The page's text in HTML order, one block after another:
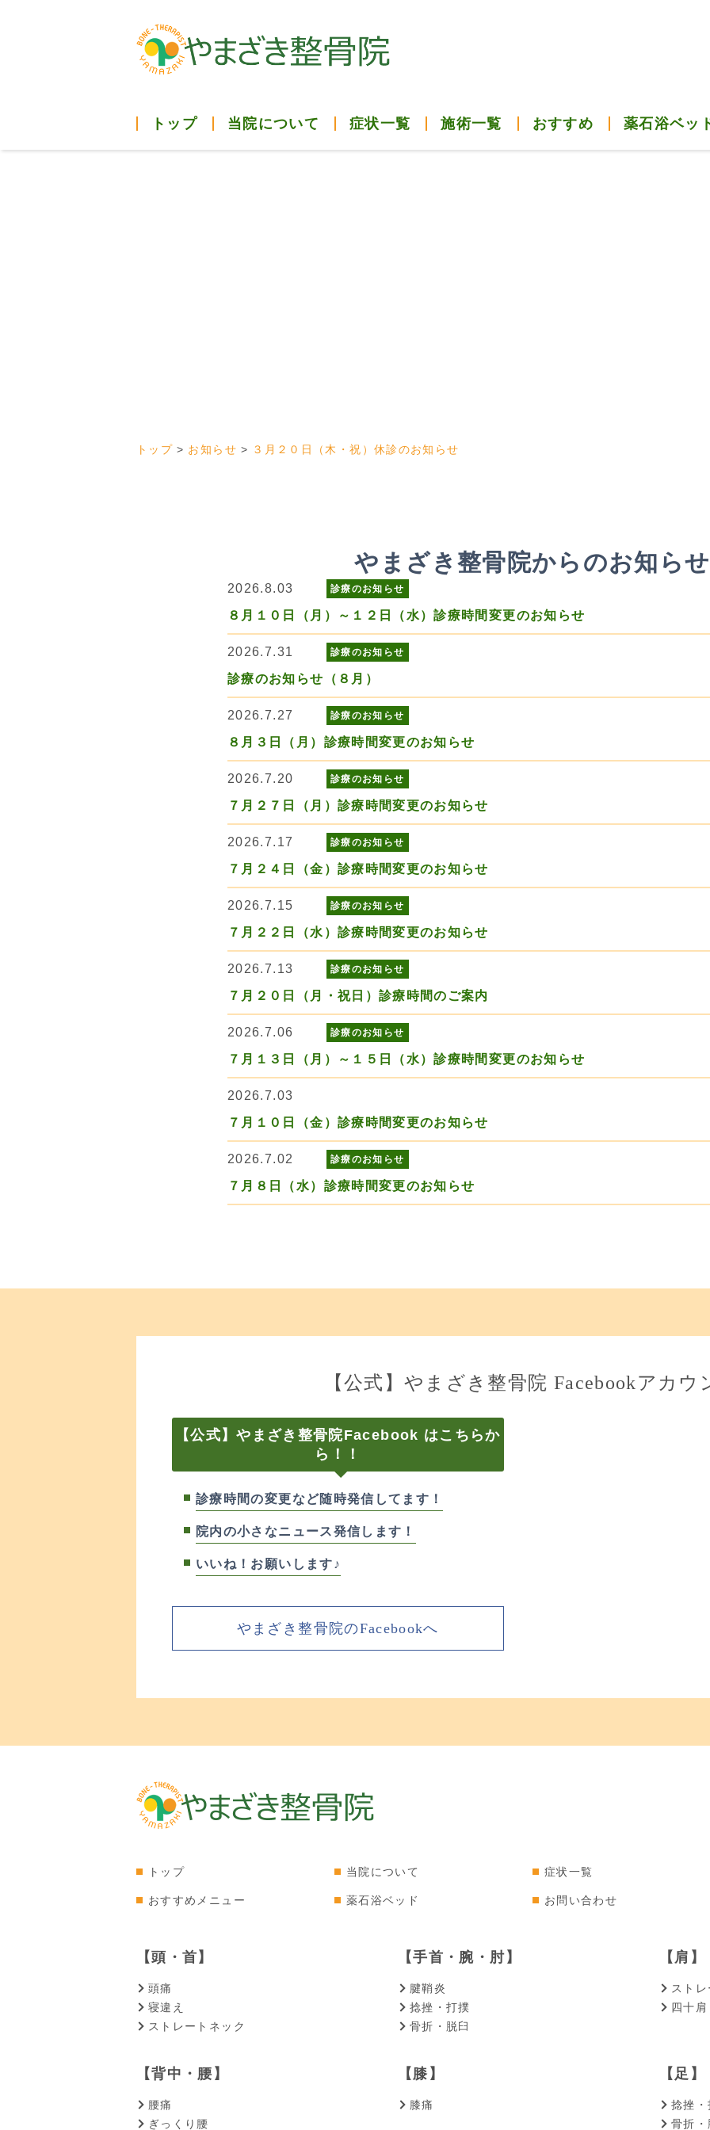
トップ 当院について 症状一覧 施術一覧 おすすめ 薬石浴ベッ
トップ お知らせ ３月２０日（木・祝）休診のお知らせ
やまざき整骨院からのお知らせ
2026.8.03 診療のお知らせ
８月１０日（月）～１２日（水）診療時間変更のお知らせ
2026.7.31 診療のお知らせ
診療のお知らせ（８月）
2026.7.27 診療のお知らせ
８月３日（月）診療時間変更のお知らせ
2026.7.20 診療のお知らせ
７月２７日（月）診療時間変更のお知らせ
2026.7.17 診療のお知らせ
７月２４日（金）診療時間変更のお知らせ
2026.7.15 診療のお知らせ
７月２２日（水）診療時間変更のお知らせ
2026.7.13 診療のお知らせ
７月２０日（月・祝日）診療時間のご案内
2026.7.06 診療のお知らせ
７月１３日（月）～１５日（水）診療時間変更のお知らせ
2026.7.03
７月１０日（金）診療時間変更のお知らせ
2026.7.02 診療のお知らせ
７月８日（水）診療時間変更のお知らせ
【公式】やまざき整骨院 Facebookアカウ
【公式】やまざき整骨院Facebook はこちらか
ら！！
診療時間の変更など随時発信してます！
院内の小さなニュース発信します！
いいね！お願いします♪
やまざき整骨院のFacebookへ
トップ 当院について 症状一覧
おすすめメニュー 薬石浴ベッド お問い合わせ
【頭・首】
頭痛
寝違え
ストレートネック
【手首・腕・肘】
腱鞘炎
捻挫・打撲
骨折・脱臼
【肩】
スト
四十
【背中・腰】
腰痛
ぎっくり腰
【膝】
膝痛
【足】
捻挫
骨折